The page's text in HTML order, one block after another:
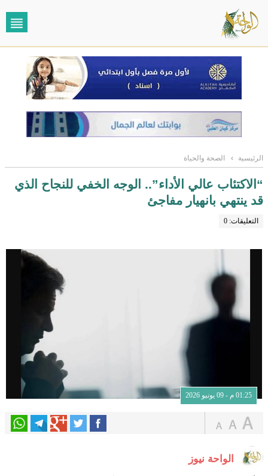
الرئيسية › الصحة والحياة
“الاكتئاب عالي الأداء”.. الوجه الخفي للنجاح الذي
قد ينتهي بانهيار مفاجئ
التعليقات: 0
01:25 م - 09 يونيو 2026
الواحة نيوز